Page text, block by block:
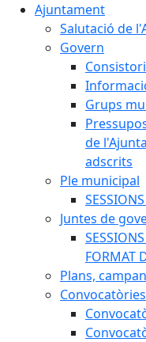
Ajuntament
Salutació de
Govern
Consistori
Grups
de
adscrits
Ple municipal
Juntes de
FORMAT
Plans,